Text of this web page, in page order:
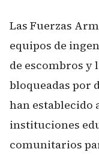
Las Fuerzas
equipos de
de escombros y
bloqueadas por
han establecido
instituciones
comunitarios